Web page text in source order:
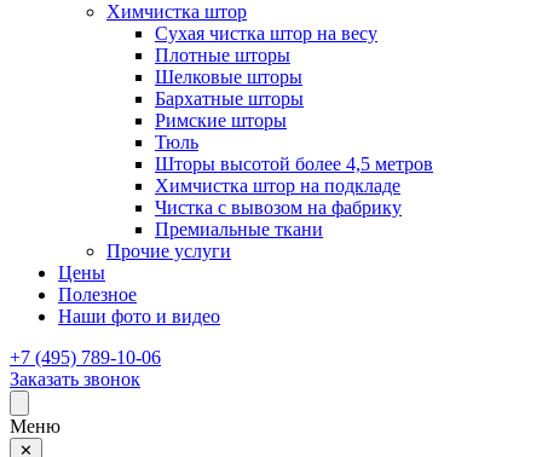
Химчистка штор
Сухая чистка штор на весу
Плотные шторы
Шелковые шторы
Бархатные шторы
Римские шторы
Тюль
Шторы высотой более 4,5 метров
Химчистка штор на подкладе
Чистка с вывозом на фабрику
Премиальные ткани
Прочие услуги
Цены
Полезное
Наши фото и видео
+7 (495) 789-10-06
Заказать звонок
Меню
✕